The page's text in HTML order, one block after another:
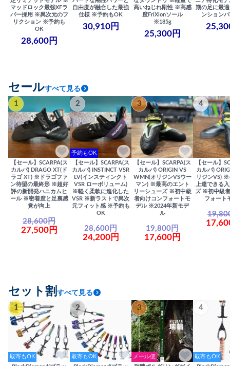
マッドロック最強XFラ
バー採用 ※異次元のフ
リクション ※予約も
OK
28,600円
自由度が融合した最強
仕様 ※予約もOK
30,910円
高いねじれ剛性 ※高感
度FriXionソール
※185g
25,300円
期の足に最
ンション
セールすべて見る
1
【セール】SCARPA(ス
カルパ) DRAGO XT(ド
ラゴ XT) ※ドラゴファ
ン待望の最終形 ※超好
評の新開発ハニカムヒ
ール ※密着度と足裏感
覚が向上
28,600円
27,500円
2
予約もOK
【セール】SCARPA(ス
カルパ) INSTINCT VSR
LV(インスティンクト
VSR ローボリューム)
※軽く柔軟に進化した
VSR ※新ラストで異次
元フィット感 ※予約も
OK
28,600円
24,200円
3
【セール】SCARPA(ス
カルパ) ORIGIN VS
WMN(オリジンVSウー
マン) ※最高のエント
リーシューズ ※初中級
者向けコンフォートモ
デル ※2024年新モデ
ル
19,800円
17,600円
4
【セール】
カルパ)
リジンVS) ※
上達できる
ズ ※初中級
フォート
セット割 すべて見る
1
取寄もOK
2
取寄もOK
3
メール便
4
取寄もOK